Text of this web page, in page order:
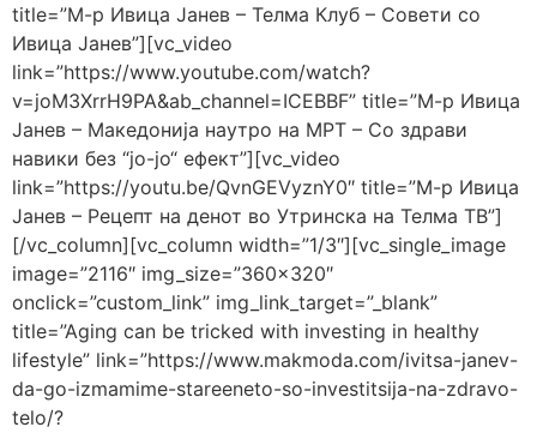
title=”М-р Ивица Јанев – Телма Клуб – Совети со
Ивица Јанев”][vc_video
link=”https://www.youtube.com/watch?
v=joM3XrrH9PA&ab_channel=ICEBBF” title=”М-р Ивица
Јанев – Македонија наутро на МРТ – Со здрави
навики без “јо-јо“ ефект”][vc_video
link=”https://youtu.be/QvnGEVyznY0″ title=”М-р Ивица
Јанев – Рецепт на денот во Утринска на Телма ТВ”]
[/vc_column][vc_column width=”1/3″][vc_single_image
image=”2116″ img_size=”360×320″
onclick=”custom_link” img_link_target=”_blank”
title=”Aging can be tricked with investing in healthy
lifestyle” link=”https://www.makmoda.com/ivitsa-janev-
da-go-izmamime-stareeneto-so-investitsija-na-zdravo-
telo/?